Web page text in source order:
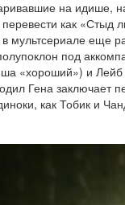
на идише,
как «Стыд
мультсериале еще
под
«хороший») и
Гена заключает
как Тобик и